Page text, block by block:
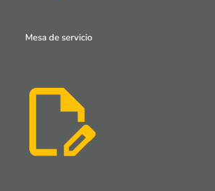
Mesa de servicio